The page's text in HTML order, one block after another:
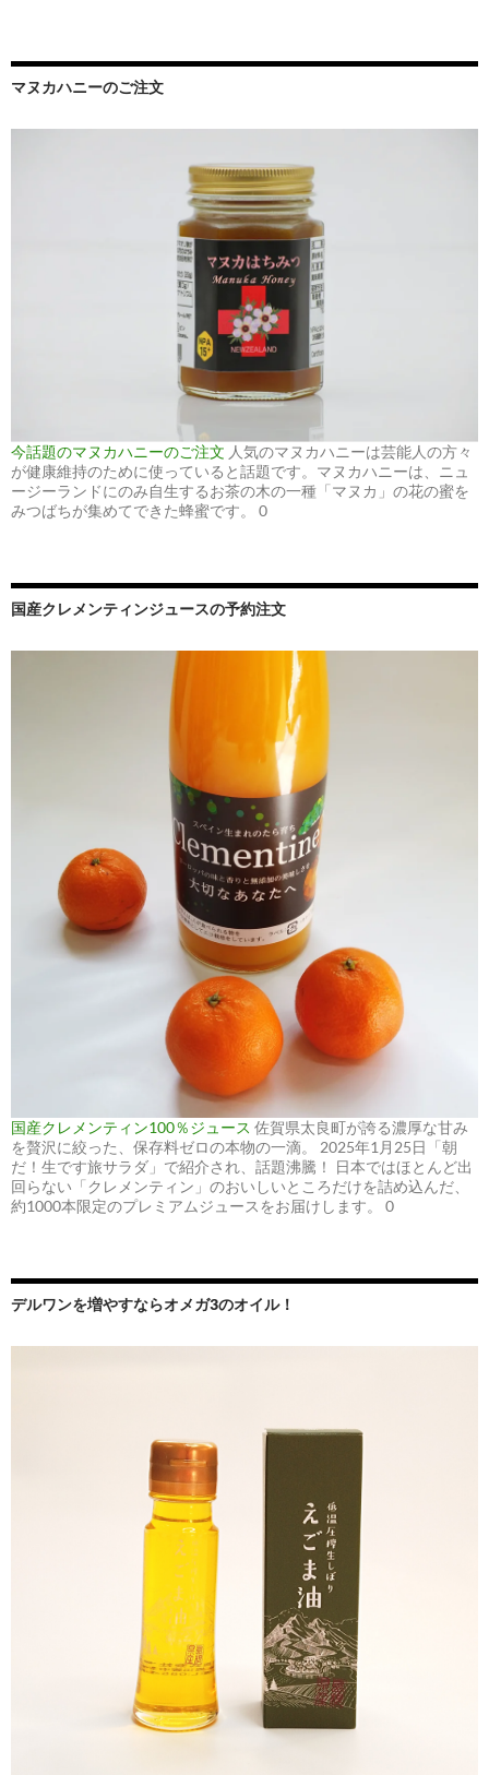
マヌカハニーのご注文
今話題のマヌカハニーのご注文 人気のマヌカハニーは芸能人の方々
が健康維持のために使っていると話題です。マヌカハニーは、ニュ
ージーランドにのみ自生するお茶の木の一種「マヌカ」の花の蜜を
みつばちが集めてできた蜂蜜です。 0
国産クレメンティンジュースの予約注文
国産クレメンティン100％ジュース 佐賀県太良町が誇る濃厚な甘み
を贅沢に絞った、保存料ゼロの本物の一滴。 2025年1月25日「朝
だ！生です旅サラダ」で紹介され、話題沸騰！ 日本ではほとんど出
回らない「クレメンティン」のおいしいところだけを詰め込んだ、
約1000本限定のプレミアムジュースをお届けします。 0
デルワンを増やすならオメガ3のオイル！